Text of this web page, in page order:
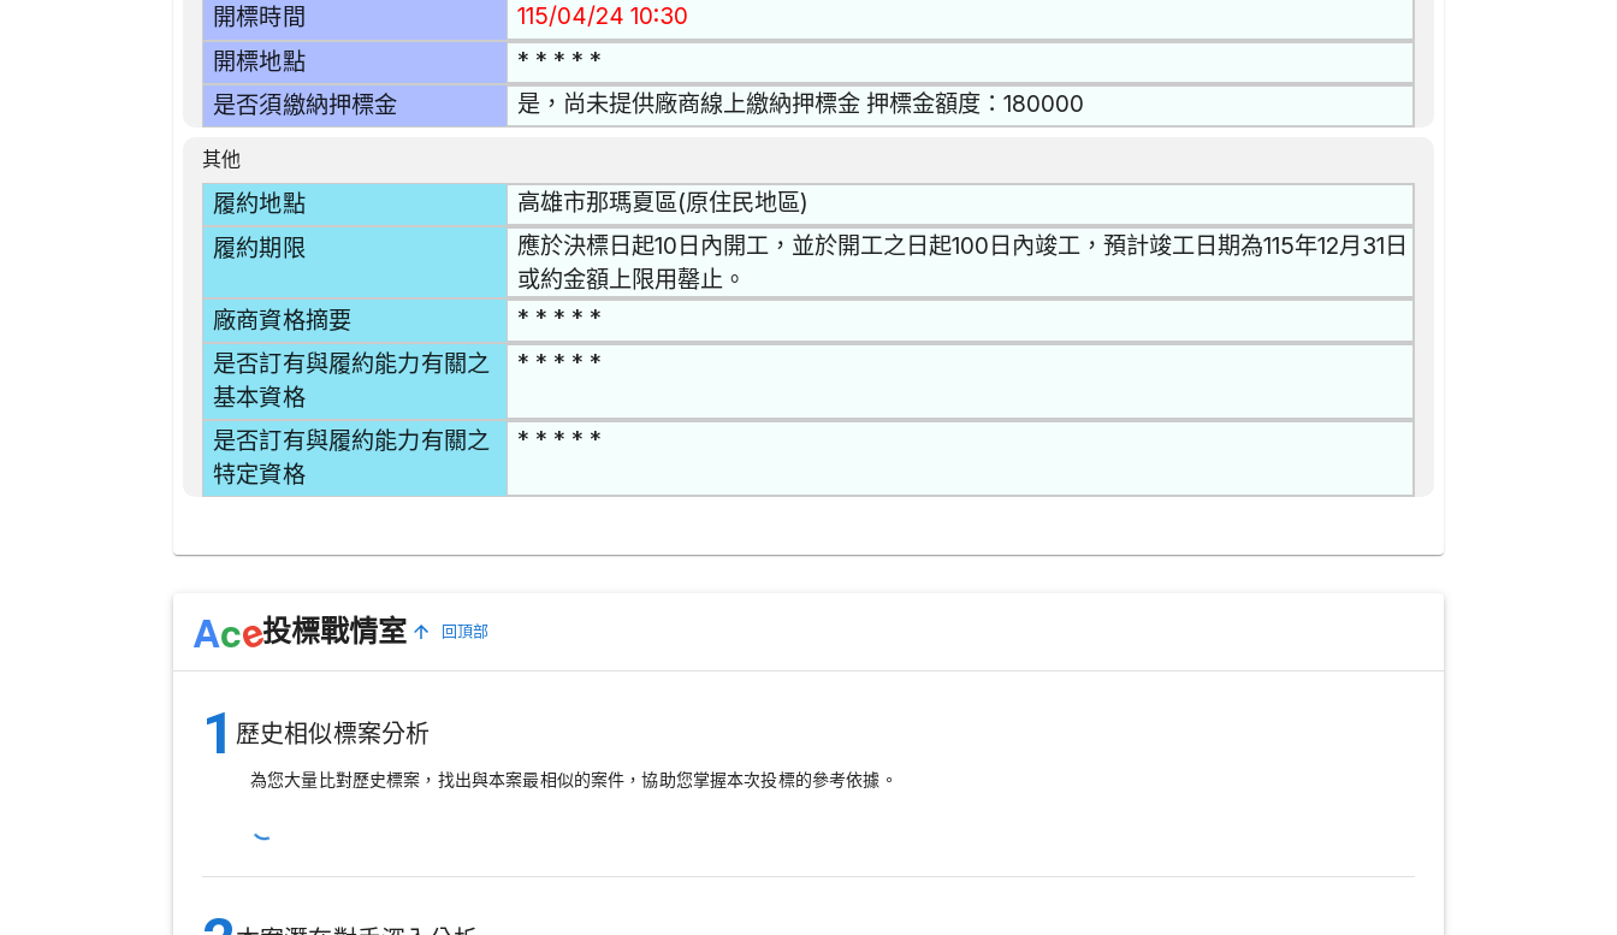
開標時間 115/04/24 10:30
開標地點 * * * * *
是否須繳納押標金 是，尚未提供廠商線上繳納押標金 押標金額度：180000
其他
履約地點 高雄市那瑪夏區(原住民地區)
履約期限
應於決標日起10日內開工，並於開工之日起100日內竣工，預計竣工日期為115年12月31日
或約金額上限用罄止。
廠商資格摘要 * * * * *
是否訂有與履約能力有關之
基本資格
* * * * *
是否訂有與履約能力有關之
特定資格
* * * * *
Ace投標戰情室 回頂部
1 歷史相似標案分析
為您大量比對歷史標案，找出與本案最相似的案件，協助您掌握本次投標的參考依據。